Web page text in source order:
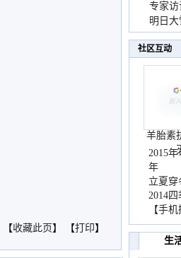
【收藏此页 】 【打印】
专家
温低
明日
天气
社区互动
羊胎素
2015
年
立夏穿
2014
【手
生